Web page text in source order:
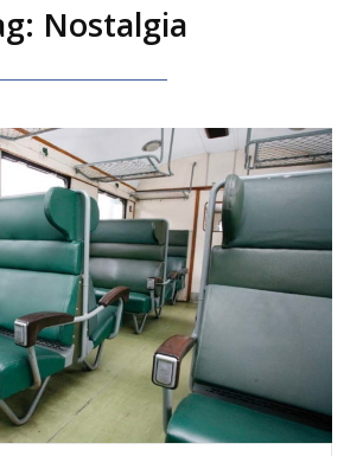
Nostalgia